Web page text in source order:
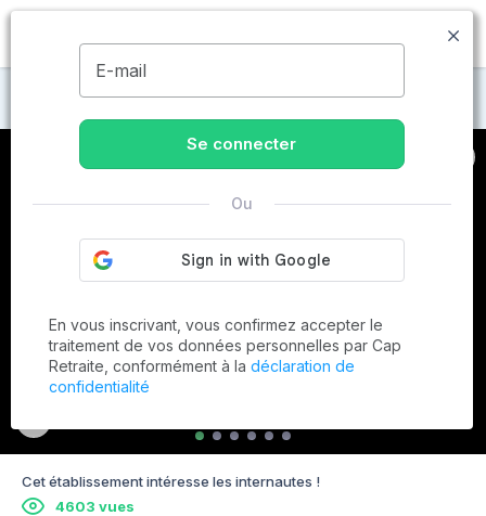
MENU
Maisons de retraite à Magnanville
Cet établissement intéresse les internautes !
4603 vues
E-mail
Se connecter
Ou
En vous inscrivant, vous confirmez accepter le
traitement de vos données personnelles par Cap
Retraite, conformément à la déclaration de
confidentialité